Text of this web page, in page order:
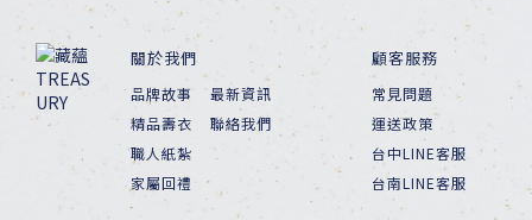
關於我們
品牌故事
最新資訊
精品壽衣
聯絡我們
職人紙紮
家屬回禮
顧客服務
常見問題
運送政策
台中LINE客服
台南LINE客服